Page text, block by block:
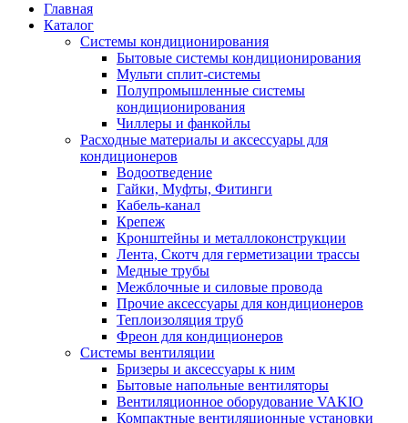
Главная
Каталог
Системы кондиционирования
Бытовые системы кондиционирования
Мульти сплит-системы
Полупромышленные системы
кондиционирования
Чиллеры и фанкойлы
Расходные материалы и аксессуары для
кондиционеров
Водоотведение
Гайки, Муфты, Фитинги
Кабель-канал
Крепеж
Кронштейны и металлоконструкции
Лента, Скотч для герметизации трассы
Медные трубы
Межблочные и силовые провода
Прочие аксессуары для кондиционеров
Теплоизоляция труб
Фреон для кондиционеров
Системы вентиляции
Бризеры и аксессуары к ним
Бытовые напольные вентиляторы
Вентиляционное оборудование VAKIO
Компактные вентиляционные установки